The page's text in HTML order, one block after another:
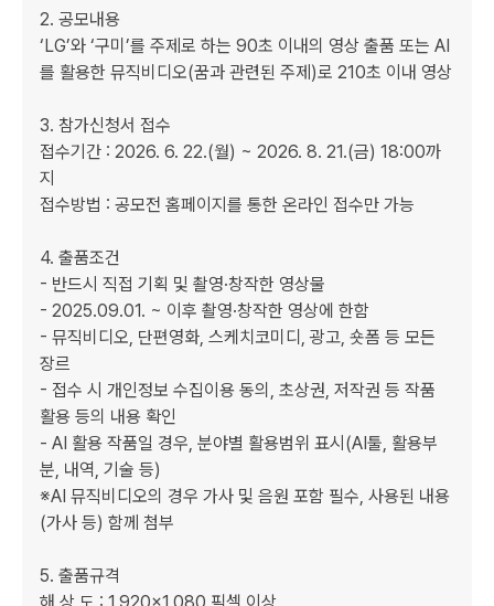
2. 공모내용
‘LG’와 ‘구미’를 주제로 하는 90초 이내의 영상 출품 또는 AI
를 활용한 뮤직비디오(꿈과 관련된 주제)로 210초 이내 영상
3. 참가신청서 접수
접수기간 : 2026. 6. 22.(월) ~ 2026. 8. 21.(금) 18:00까
지
접수방법 : 공모전 홈페이지를 통한 온라인 접수만 가능
4. 출품조건
- 반드시 직접 기획 및 촬영·창작한 영상물
- 2025.09.01. ~ 이후 촬영·창작한 영상에 한함
- 뮤직비디오, 단편영화, 스케치코미디, 광고, 숏폼 등 모든
장르
- 접수 시 개인정보 수집이용 동의, 초상권, 저작권 등 작품
활용 등의 내용 확인
- AI 활용 작품일 경우, 분야별 활용범위 표시(AI툴, 활용부
분, 내역, 기술 등)
※AI 뮤직비디오의 경우 가사 및 음원 포함 필수, 사용된 내용
(가사 등) 함께 첨부
5. 출품규격